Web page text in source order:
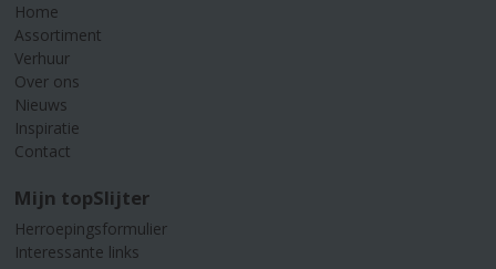
Home
Assortiment
Verhuur
Over ons
Nieuws
Inspiratie
Contact
Mijn topSlijter
Herroepingsformulier
Interessante links